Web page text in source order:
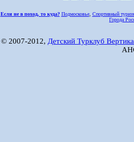
Если не в поход, то куда? Подмосковье, Спортивный
Города
© 2007-2012, Детский Турклуб